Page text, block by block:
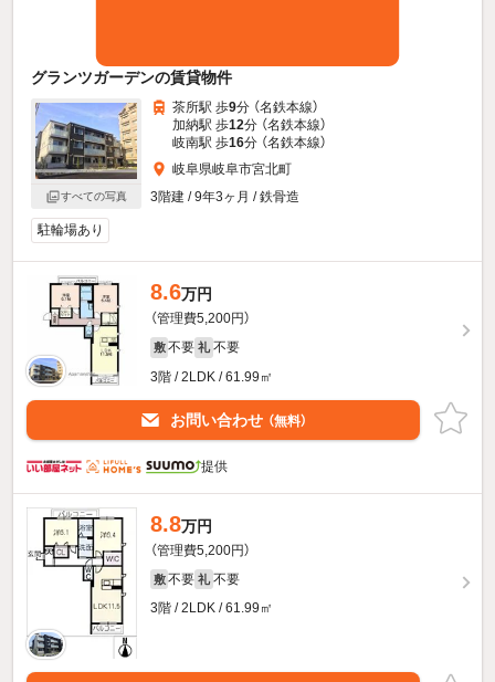
グランツガーデンの賃貸物件
すべての写真
茶所駅 歩9分 （名鉄本線）
加納駅 歩12分 （名鉄本線）
岐南駅 歩16分 （名鉄本線）
岐阜県岐阜市宮北町
3階建 / 9年3ヶ月 / 鉄骨造
駐輪場あり
8.6万円
（管理費5,200円）
敷 不要 礼 不要
3階 / 2LDK / 61.99㎡
お問い合わせ （無料）
提供
8.8万円
（管理費5,200円）
敷 不要 礼 不要
3階 / 2LDK / 61.99㎡